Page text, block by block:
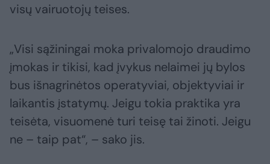
visų vairuotojų teises.
„Visi sąžiningai moka privalomojo draudimo
įmokas ir tikisi, kad įvykus nelaimei jų bylos
bus išnagrinėtos operatyviai, objektyviai ir
laikantis įstatymų. Jeigu tokia praktika yra
teisėta, visuomenė turi teisę tai žinoti. Jeigu
ne – taip pat“, – sako jis.